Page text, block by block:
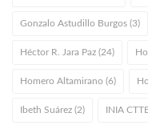
Gonzalo Astudillo Burgos (3)
Héctor R. Jara Paz (24)
Homero Altamirano (6)
Ibeth Suárez (2) INIA